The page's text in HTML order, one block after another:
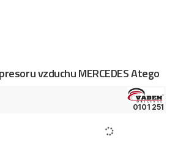
vzduchu MERCEDES Atego
0101 251